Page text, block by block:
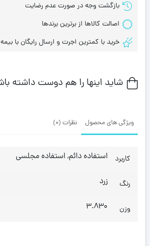
بازگشت وجه در صورت عدم رضایت
اصالت کالاها از برترین برندها
خرید با کمترین اجرت و ارسال رایگان با بیمه
شاید اینها را هم دوست داشته
ویژگی های محصول نظرات (0)
کاربرد استفاده دائم, استفاده مجلسی
رنگ زرد
وزن 3.830